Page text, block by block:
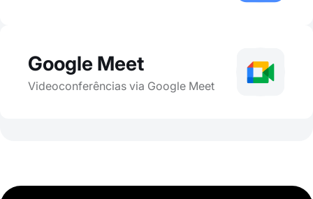
Google Meet
Videoconferências via Google Meet